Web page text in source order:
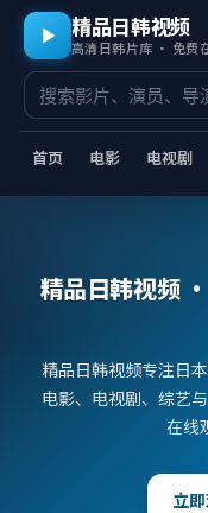
精品日韩视频
首页 电影 电视剧
精品日韩视频·
精品日韩视频专注日
电影、电视剧、综艺
在线
立